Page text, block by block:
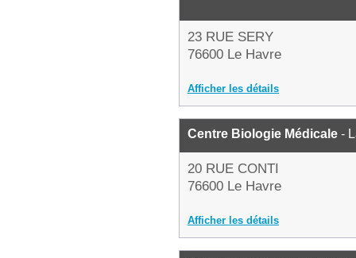
23 RUE SERY
76600 Le Havre
Afficher les détails
Centre Biologie Médicale -
20 RUE CONTI
76600 Le Havre
Afficher les détails